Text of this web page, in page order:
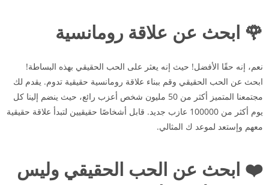
🌹 ابحث عن علاقة رومانسية
نعم، إنه حقًا الأفضل! حيث إنه يعثر على الحب الحقيقي بهذه البساطة!
ابحث عن الحب الحقيقي وقم ببناء علاقة رومانسية حقيقية تدوم. يقدم لك
مجتمعنا المتميز أكثر من 50 مليون شخص أعزب رائع، حيث ينضم إلينا كل
يوم أكثر من 100000 عازب جديد. قابل أشخاصًا حقيقيين لتبدأ علاقة حقيقية
معهم وإستعد لموعد ك المثالي.
❤️ ابحث عن الحب الحقيقي وليس